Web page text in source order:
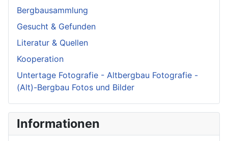
Bergbausammlung
Gesucht & Gefunden
Literatur & Quellen
Kooperation
Untertage Fotografie - Altbergbau Fotografie -
(Alt)-Bergbau Fotos und Bilder
Informationen